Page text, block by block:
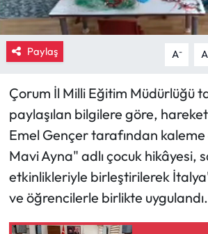
Paylaş A- A
Çorum İl Milli Eğitim Müdürlüğü
paylaşılan bilgilere göre,
Emel Gençer tarafından kaleme
Mavi Ayna" adlı çocuk hikâyesi,
etkinlikleriyle birleştirilerek
ve öğrencilerle birlikte uygulandı.
Kargı Haberleri
Kimdir?
Laçin Haberleri
Magazin
Mecitözü Haberleri
Oğuzlar Haberleri